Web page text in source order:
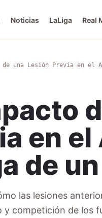
Noticias LaLiga Real
de una Lesión Previa en el
en
de
las lesiones
y competición de los